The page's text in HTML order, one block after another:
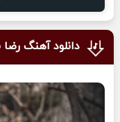
دانلود آهنگ